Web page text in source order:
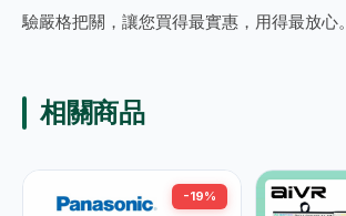
驗嚴格把關，讓您買得最實惠，用得最放心。
相關商品
-19%